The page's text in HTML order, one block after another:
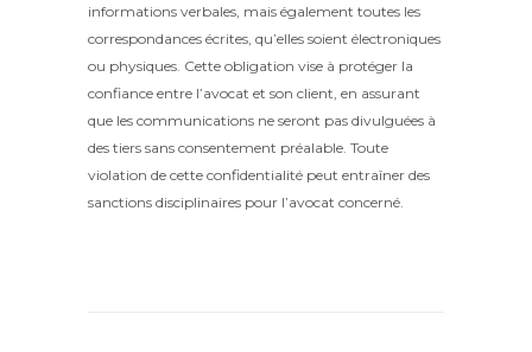
informations verbales, mais également toutes les
correspondances écrites, qu’elles soient électroniques
ou physiques. Cette obligation vise à protéger la
confiance entre l’avocat et son client, en assurant
que les communications ne seront pas divulguées à
des tiers sans consentement préalable. Toute
violation de cette confidentialité peut entraîner des
sanctions disciplinaires pour l’avocat concerné.